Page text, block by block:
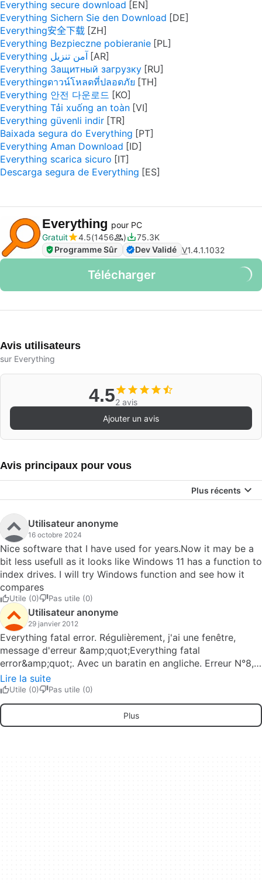
Everything secure download
Everything Sichern Sie den Download
Everything安全下载
Everything Bezpieczne pobieranie
Everything آمن تنزيل
Everything Защитный загрузку
Everythingดาวน์โหลดที่ปลอดภัย
Everything 안전 다운로드
Everything Tải xuống an toàn
Everything güvenli indir
Baixada segura do Everything
Everything Aman Download
Everything scarica sicuro
Descarga segura de Everything
Everything pour PC
Gratuit
4.5 1456
75.3K
Programme Sûr
Dev Validé V1.4.1.1032
Télécharger
Avis utilisateurs
sur Everything
4.52 avis
Ajouter un avis
Avis principaux pour vous
Plus récents
Utilisateur anonyme
16 octobre 2024
Nice software that I have used for years.Now it may be a
bit less usefull as it looks like Windows 11 has a function to
index drives. I will try Windows function and see how it
compares
Utile (0) Pas utile (0)
Utilisateur anonyme
29 janvier 2012
Everything fatal error. Régulièrement, j'ai une fenêtre,
message d'erreur &amp;quot;Everything fatal
error&amp;quot;. Avec un baratin en angliche. Erreur N°8,
espace insuffisant.Qui peut m'expliquer qui, que,
quand,comment, pourquoi, etc. ?... Pros: Logiciel génial
Cons: Dommage que les icônes affichés ne puissent être
convertibles en miniatures, en autre pour les images.
Lire la suite
Utile (0) Pas utile (0)
Plus